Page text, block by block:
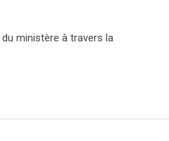
ministère à travers la